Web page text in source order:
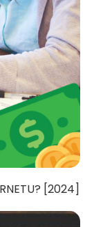
[2024]